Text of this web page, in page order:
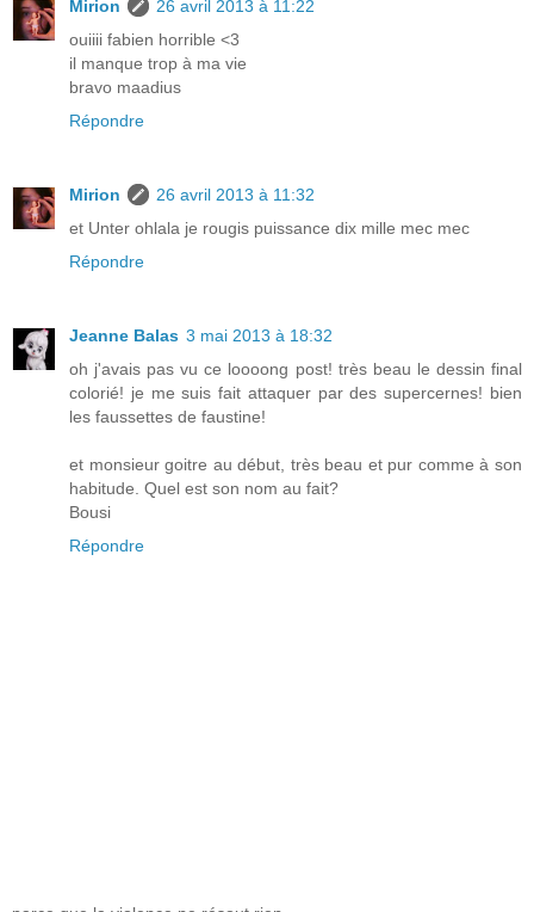
Mirion
26 avril 2013 à 11:22
ouiiii fabien horrible <3
il manque trop à ma vie
bravo maadius
Répondre
Mirion
26 avril 2013 à 11:32
et Unter ohlala je rougis puissance dix mille mec mec
Répondre
Jeanne Balas 3 mai 2013 à 18:32
oh j'avais pas vu ce loooong post! très beau le dessin final
colorié! je me suis fait attaquer par des supercernes! bien
les faussettes de faustine!
et monsieur goitre au début, très beau et pur comme à son
habitude. Quel est son nom au fait?
Bousi
Répondre